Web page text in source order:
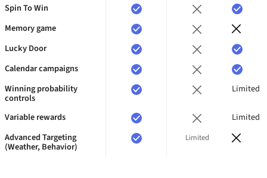
Feature
Others
Spin To Win
Memory game
Lucky Door
Calendar campaigns
Winning probability
controls
Limited
Variable rewards
Limited
Advanced Targeting
(Weather, Behavior)
Limited